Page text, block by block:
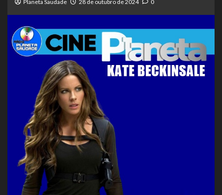
Planeta Saudade 28 de outubro de 2024 0